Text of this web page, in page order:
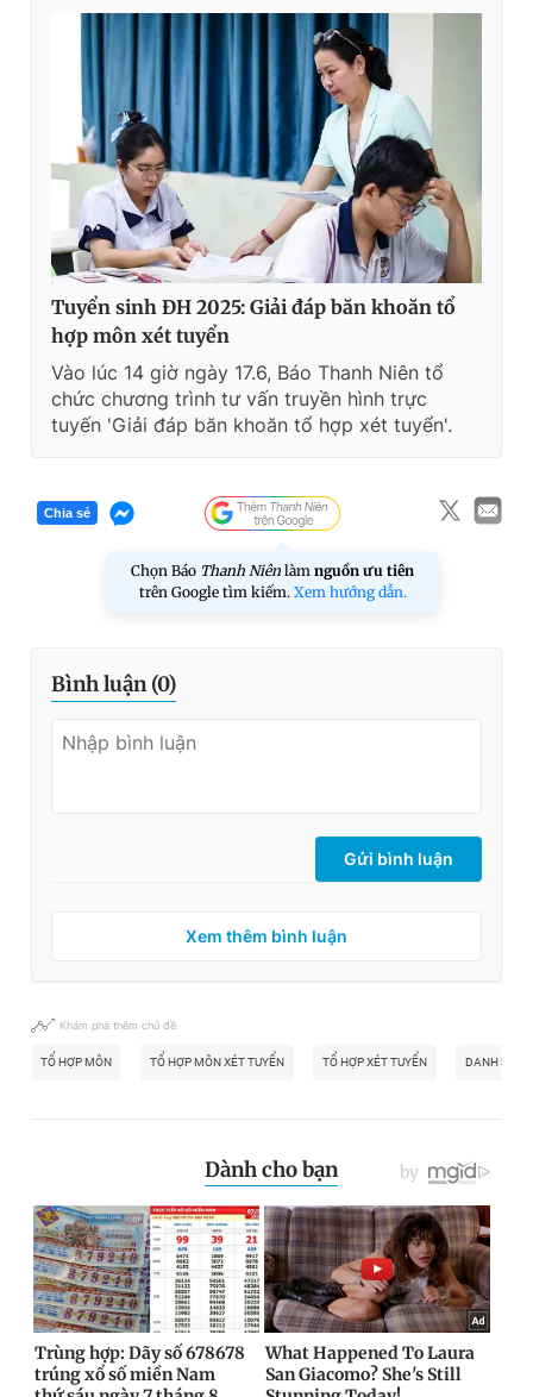
Tuyển sinh ĐH 2025: Giải đáp băn khoăn tổ
hợp môn xét tuyển
Vào lúc 14 giờ ngày 17.6, Báo Thanh Niên tổ
chức chương trình tư vấn truyền hình trực
tuyến 'Giải đáp băn khoăn tổ hợp xét tuyển'.
Chia sẻ
Chọn Báo Thanh Niên làm nguồn ưu tiên
trên Google tìm kiếm. Xem hướng dẫn.
Bình luận (0)
Gửi bình luận
Xem thêm bình luận
Khám phá thêm chủ đề
TỔ HỢP MÔN TỔ HỢP MÔN XÉT TUYỂN TỔ HỢP XÉT TUYỂN DANH